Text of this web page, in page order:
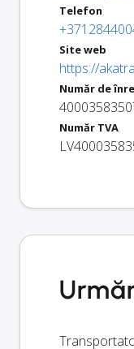
Telefon
Site web
https://
Număr de
Număr TVA